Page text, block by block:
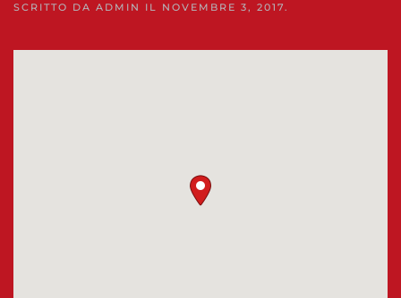
SCRITTO DA ADMIN IL NOVEMBRE 3, 2017.